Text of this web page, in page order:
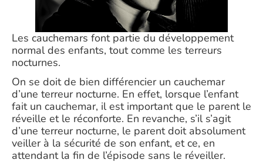
Les cauchemars font partie du développement
normal des enfants, tout comme les terreurs
nocturnes.
On se doit de bien différencier un cauchemar
d’une terreur nocturne. En effet, lorsque l’enfant
fait un cauchemar, il est important que le parent le
réveille et le réconforte. En revanche, s’il s’agit
d’une terreur nocturne, le parent doit absolument
veiller à la sécurité de son enfant, et ce, en
attendant la fin de l’épisode sans le réveiller.